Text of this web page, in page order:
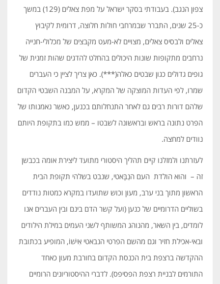
צפון הנגב). בעבודתי בסקר ישראל על מפת צאלים (129) במשך
כ-25 שנים, התברר שבמרחבי חולות חלוצה, דרומית לקיבוץ
צאלים ולבסיס צאלים, מצויים לא-מעט מקבצים של מכלולי-חנייה
נרחבים מתקופות שונות היכולים בהחלט להדגים שהות זמנית של
גופים גדולים כגון שבטים כאלה(***). כאן צריך לציין כי העברים
שמרו, לפי העדות המוצקה של המקרא, על המבנה השבטי הקדום
שלהם דורות רבים גם לאחר התנחלותם בכנען, כאשר נאמנותו של
הפרט נתונה בראש ובראשונה לשבטו – ממש כמו בתקופת היותם
נוודים למחצה.
לעזרתנו ולמזלנו קיים תהליך היסטורי מתועד ליצירת אומה בכבשן
זה – והוא הולדת העם הנַבָּאטי, שנבט בשלהי תקופת הבית
הראשון מתוך בני ערב, מעון וכוש שתועדו במקרא כמטות נודדים
בשוליים הדרומיים של כנען (ועל קשר הדם בינם ובין העברים אנו
לומדים, בין השאר, מהנוהג המשותף לשני העמים במילת הילודים
ובאי-אכילת חזיר וגם מהשם הפרטי הנבאטי אִישׁוֹ, המופיע בכתובת
ההקדשה ברצפת בית הכנסת הקדום בחורבת מעון כאחד
התורמים לבניית רצפת הפסיפס). לדברי ההיסטוריונים הרומיים